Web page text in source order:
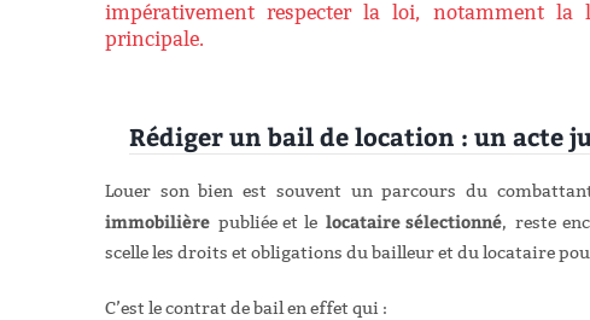
impérativement respecter la loi, notamment
principale.
Rédiger un bail de location : un acte
Louer son bien est souvent un parcours du
immobilière publiée et le locataire sélectionné,reste
scelle les droits et obligations du bailleur et du locataire
C’est le contrat de bail en effet qui :